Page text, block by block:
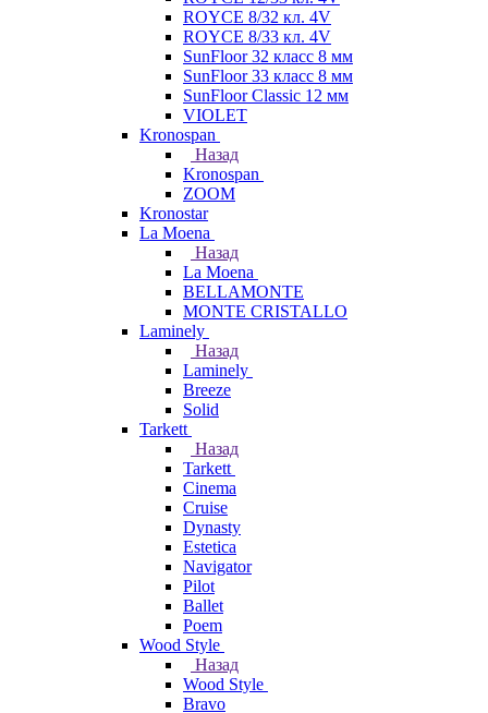
ROYCE 8/32 кл. 4V
ROYCE 8/33 кл. 4V
SunFloor 32 класс 8 мм
SunFloor 33 класс 8 мм
SunFloor Classic 12 мм
VIOLET
Kronospan
Назад
Kronospan
ZOOM
Kronostar
La Moena
Назад
La Moena
BELLAMONTE
MONTE CRISTALLO
Laminely
Назад
Laminely
Breeze
Solid
Tarkett
Назад
Tarkett
Cinema
Cruise
Dynasty
Estetica
Navigator
Pilot
Ballet
Poem
Wood Style
Назад
Wood Style
Bravo